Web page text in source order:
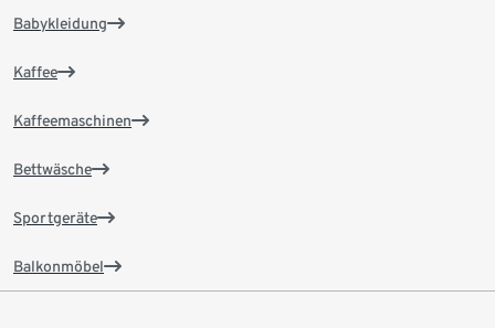
Babykleidung
Kaffee
Kaffeemaschinen
Bettwäsche
Sportgeräte
Balkonmöbel